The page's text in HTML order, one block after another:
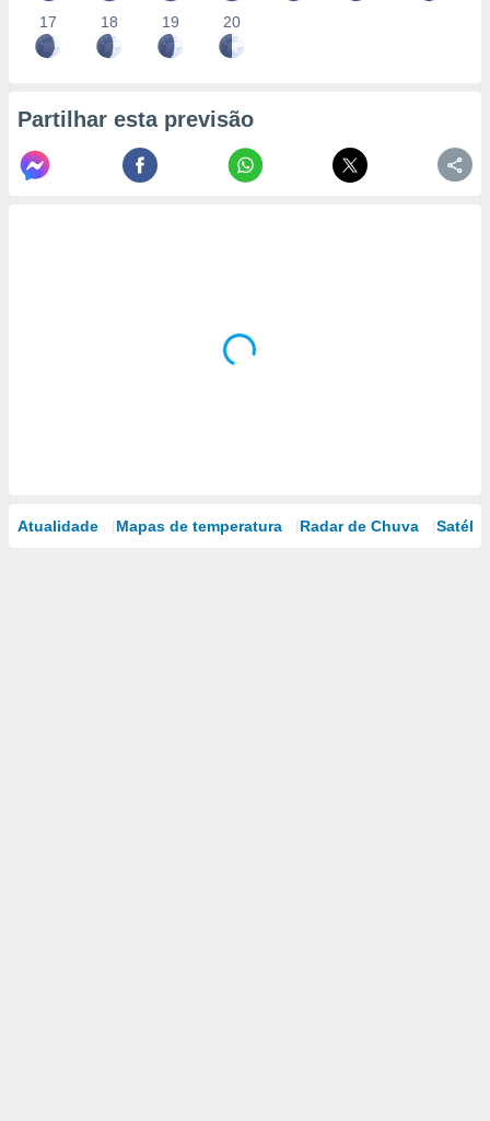
17 18 19 20
Partilhar esta previsão
Atualidade Mapas de temperatura Radar de Chuva